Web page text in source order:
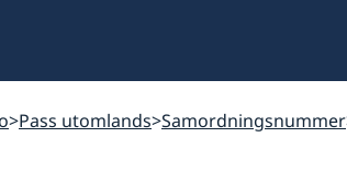
Pass utomlands Samordningsnummer